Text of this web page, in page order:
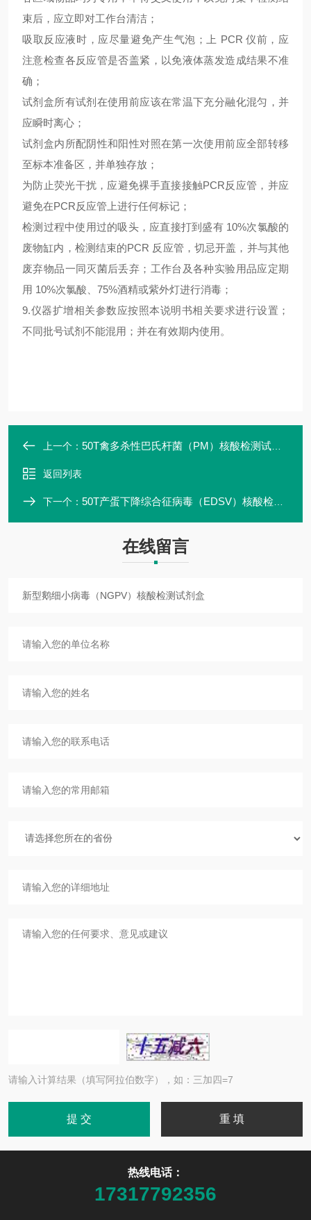
束后，应立即对工作台清洁；
吸取反应液时，应尽量避免产生气泡；上 PCR 仪前，应
注意检查各反应管是否盖紧，以免液体蒸发造成结果不准
确；
试剂盒所有试剂在使用前应该在常温下充分融化混匀，并
应瞬时离心；
试剂盒内所配阴性和阳性对照在第一次使用前应全部转移
至标本准备区，并单独存放；
为防止荧光干扰，应避免裸手直接接触PCR反应管，并应
避免在PCR反应管上进行任何标记；
检测过程中使用过的吸头，应直接打到盛有10%次氯酸的
废物缸内，检测结束的PCR 反应管，切忌开盖，并与其他
废弃物品一同灭菌后丢弃；工作台及各种实验用品应定期
用 10%次氯酸、75%酒精或紫外灯进行消毒；
9.仪器扩增相关参数应按照本说明书相关要求进行设置；
不同批号试剂不能混用；并在有效期内使用。
上一个： 50T禽多杀性巴氏杆菌（PM）核酸检测试剂盒
返回列表
下一个： 50T产蛋下降综合征病毒（EDSV）核酸检测试剂盒
在线留言
请输入计算结果（填写阿拉伯数字），如：三加四=7
热线电话：
17317792356